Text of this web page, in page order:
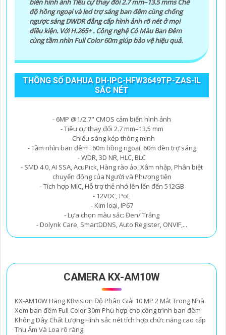
biến hình ảnh Tiêu cự thay đổi 2.7 mm–13.5 mms Chế
độ hồng ngoại và led trợ sáng ban đêm cùng chống
ngược sáng DWDR đẳng cấp hình ảnh rõ nét ở mọi
điều kiện. Với H.265+ . Công nghệ Có Màu Ban Ðêm
cùng tầm nhìn Full Color 60m giúp bảo vệ hiệu quả.
THÔNG SỐ DAHUA DH-IPC-HFW3649TP-ZAS-IL
SẮC NÉT
- 6MP @1/2.7" CMOS cảm biến hình ảnh
- Tiêu cự thay đổi 2.7 mm–13.5 mm
- Chiếu sáng kép thông minh
- Tầm nhìn ban đêm : 60m hồng ngoại, 60m đèn trợ sáng
- WDR, 3D NR, HLC, BLC
- SMD 4.0, AI SSA, AcuPick, Hàng rào ảo, Xâm nhập, Phân biệt
chuyển động của Người và Phương tiện
- Tích hợp MIC, Hỗ trợ thẻ nhớ lên lến đến 512GB
- 12VDC, PoE
- Kim loại, IP67
- Lựa chọn màu sắc: Đen/ Trắng
- Dolynk Care, SmartDDNS, Auto Register, ONVIF,...
CAMERA KX-AM10W
KX-AM10W Hãng KBvision Độ Phân Giải 10 MP 2 Mắt Trong Nhà
Xem ban đêm Full Color 30m Phù hợp cho công trình ban đêm
Không Dây Chất Lượng Hình sắc nét tích hợp chức năng cao cấp
Thu Âm Và Loa rõ ràng